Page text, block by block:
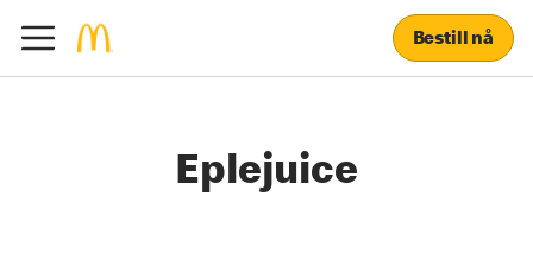
Bestill nå
Eplejuice